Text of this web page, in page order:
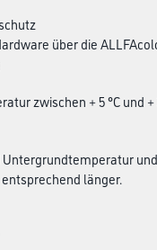
über die
zwischen + 5 °C und
Untergrundtemperatur
länger.